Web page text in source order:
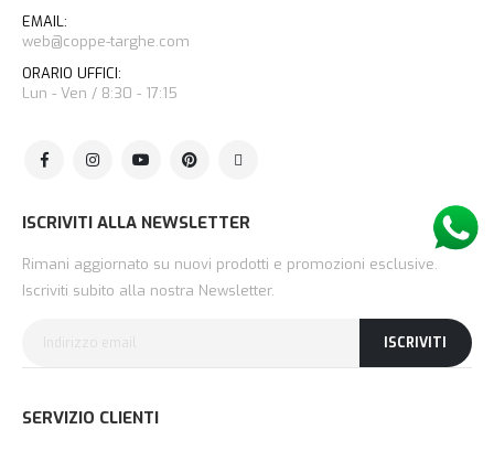
EMAIL:
web@coppe-targhe.com
ORARIO UFFICI:
Lun - Ven / 8:30 - 17:15
ISCRIVITI ALLA NEWSLETTER
Rimani aggiornato su nuovi prodotti e promozioni esclusive.
Iscriviti subito alla nostra Newsletter.
ISCRIVITI
SERVIZIO CLIENTI